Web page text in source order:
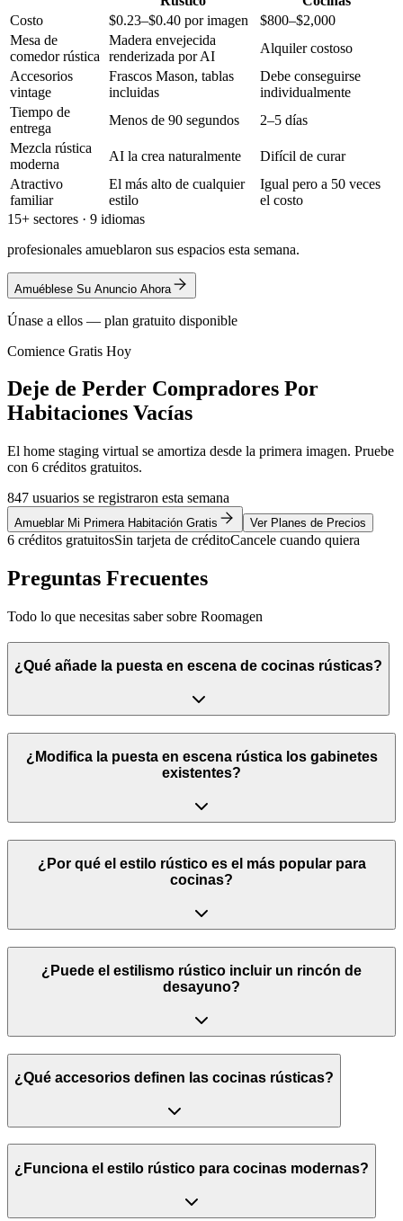
Costo
$0.23–$0.40 por imagen
$800–$2,000
Mesa de
comedor rústica
Madera envejecida
renderizada por AI
Alquiler costoso
Accesorios
vintage
Frascos Mason, tablas
incluidas
Debe conseguirse
individualmente
Tiempo de
entrega
Menos de 90 segundos
2–5 días
Mezcla rústica
moderna
AI la crea naturalmente
Difícil de curar
Atractivo
familiar
El más alto de cualquier
estilo
Igual pero a 50 veces
el costo
15+ sectores · 9 idiomas
profesionales amueblaron sus espacios esta semana.
Amuéblese Su Anuncio Ahora
Únase a ellos — plan gratuito disponible
Comience Gratis Hoy
Deje de Perder Compradores Por
Habitaciones Vacías
El home staging virtual se amortiza desde la primera imagen. Pruebe
con 6 créditos gratuitos.
847 usuarios se registraron esta semana
Amueblar Mi Primera Habitación Gratis Ver Planes de Precios
6 créditos gratuitosSin tarjeta de créditoCancele cuando quiera
Preguntas Frecuentes
Todo lo que necesitas saber sobre Roomagen
¿Qué añade la puesta en escena de cocinas rústicas?
¿Modifica la puesta en escena rústica los gabinetes
existentes?
¿Por qué el estilo rústico es el más popular para
cocinas?
¿Puede el estilismo rústico incluir un rincón de
desayuno?
¿Qué accesorios definen las cocinas rústicas?
¿Funciona el estilo rústico para cocinas modernas?